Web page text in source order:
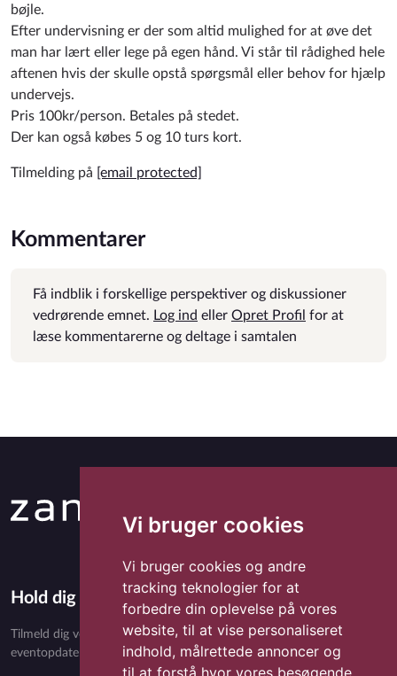
Vi bruger cookies
Vi bruger cookies og andre
tracking teknologier for at
forbedre din oplevelse på vores
website, til at vise personaliseret
indhold, målrettede annoncer og
til at forstå hvor vores besøgende
bøjle.
Efter undervisning er der som altid mulighed for at øve det
man har lært eller lege på egen hånd. Vi står til rådighed hele
aftenen hvis der skulle opstå spørgsmål eller behov for hjælp
undervejs.
Pris 100kr/person. Betales på stedet.
Der kan også købes 5 og 10 turs kort.
Tilmelding på [email protected]
Kommentarer
Få indblik i forskellige perspektiver og diskussioner
vedrørende emnet. Log ind eller Opret Profil for at
læse kommentarerne og deltage i samtalen
Hold dig opdateret med Zandora
Tilmeld dig vores nyhedsbrev og få eksklusivt indhold, nyheder,
eventopdateringer og særlige tilbud direkte i din indbakke.